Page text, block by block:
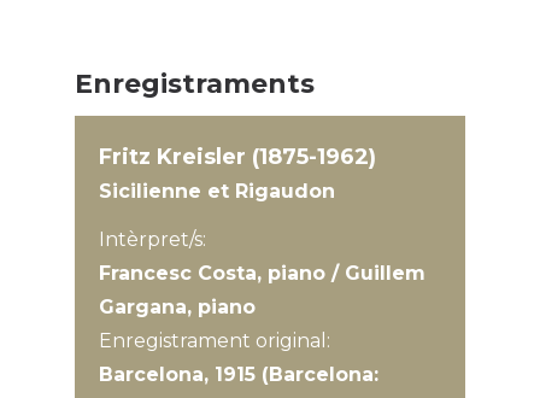
Enregistraments
Fritz Kreisler (1875-1962)
Sicilienne et Rigaudon
Intèrpret/s:
Francesc Costa, piano / Guillem
Gargana, piano
Enregistrament original:
Barcelona, 1915 (Barcelona: